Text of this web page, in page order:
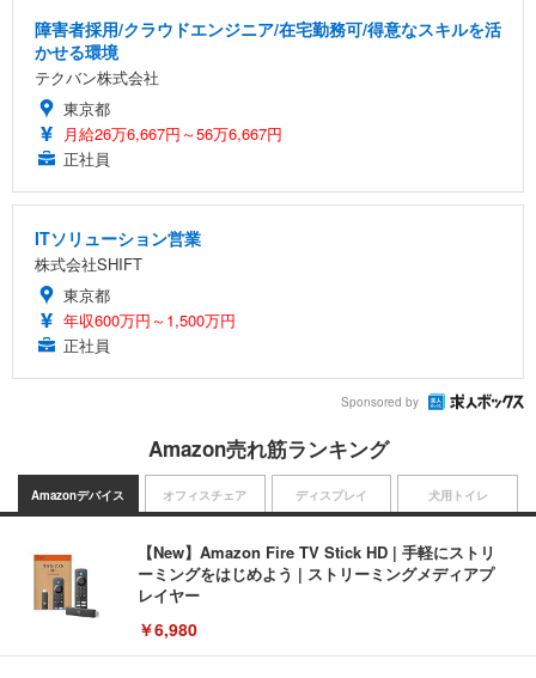
障害者採用/クラウドエンジニア/在宅勤務可/得意なスキルを活
かせる環境
テクバン株式会社
東京都
月給26万6,667円～56万6,667円
正社員
ITソリューション営業
株式会社SHIFT
東京都
年収600万円～1,500万円
正社員
Sponsored by
Amazon売れ筋ランキング
Amazonデバイス
【New】Amazon Fire TV Stick HD | 手軽にストリ
ーミングをはじめよう | ストリーミングメディアプ
レイヤー
￥6,980
オフィスチェア ディスプレイ 犬用トイレ